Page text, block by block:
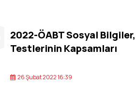
2022-ÖABT Sosyal
Testlerinin Kapsamları
26 Şubat 2022 16:39